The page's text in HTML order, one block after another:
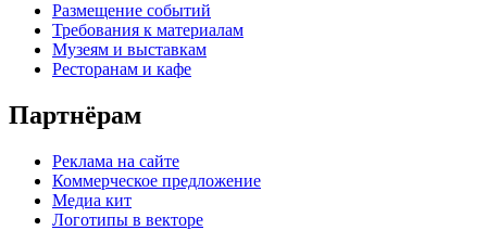
Размещение событий
Требования к материалам
Музеям и выставкам
Ресторанам и кафе
Партнёрам
Реклама на сайте
Коммерческое предложение
Медиа кит
Логотипы в векторе